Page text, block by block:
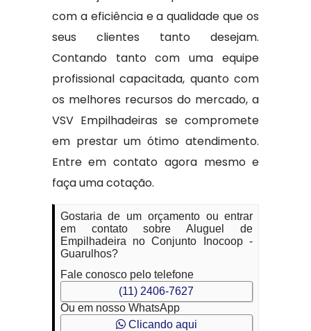
com a eficiência e a qualidade que os
seus clientes tanto desejam.
Contando tanto com uma equipe
profissional capacitada, quanto com
os melhores recursos do mercado, a
VSV Empilhadeiras se compromete
em prestar um ótimo atendimento.
Entre em contato agora mesmo e
faça uma cotação.
Gostaria de um orçamento ou entrar
em contato sobre Aluguel de
Empilhadeira no Conjunto Inocoop -
Guarulhos?
Fale conosco pelo telefone
(11) 2406-7627
Ou em nosso WhatsApp
Clicando aqui